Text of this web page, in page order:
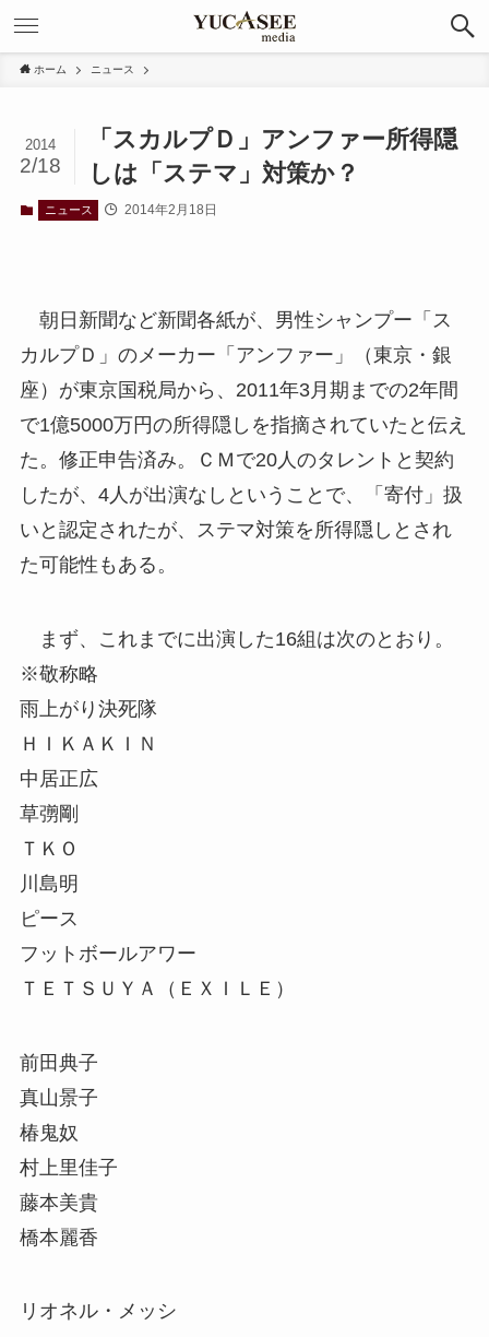
ホーム ニュース
「スカルプＤ」アンファー所得隠
しは「ステマ」対策か？
2014
2/18
ニュース 2014年2月18日
朝日新聞など新聞各紙が、男性シャンプー「ス
カルプＤ」のメーカー「アンファー」（東京・銀
座）が東京国税局から、2011年3月期までの2年間
で1億5000万円の所得隠しを指摘されていたと伝え
た。修正申告済み。ＣＭで20人のタレントと契約
したが、4人が出演なしということで、「寄付」扱
いと認定されたが、ステマ対策を所得隠しとされ
た可能性もある。
まず、これまでに出演した16組は次のとおり。
※敬称略
雨上がり決死隊
ＨＩＫＡＫＩＮ
中居正広
草彅剛
ＴＫＯ
川島明
ピース
フットボールアワー
ＴＥＴＳＵＹＡ（ＥＸＩＬＥ）
前田典子
真山景子
椿鬼奴
村上里佳子
藤本美貴
橋本麗香
リオネル・メッシ